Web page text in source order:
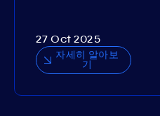
27 Oct 2025
자세히 알아보
기